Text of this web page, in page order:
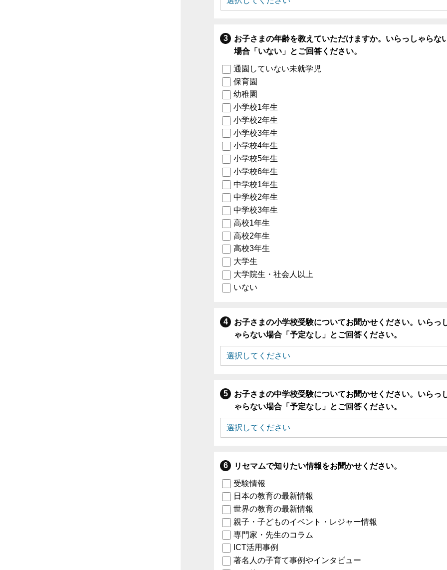
お子さまの年齢を教えていただけますか。いらっしゃらな
場合「いない」とご回答ください。
通園していない未就学児
保育園
幼稚園
小学校1年生
小学校2年生
小学校3年生
小学校4年生
小学校5年生
小学校6年生
中学校1年生
中学校2年生
中学校3年生
高校1年生
高校2年生
高校3年生
大学生
大学院生・社会人以上
いない
お子さまの小学校受験についてお聞かせください。いらっ
ゃらない場合「予定なし」とご回答ください。
お子さまの中学校受験についてお聞かせください。いらっ
ゃらない場合「予定なし」とご回答ください。
リセマムで知りたい情報をお聞かせください。
受験情報
日本の教育の最新情報
世界の教育の最新情報
親子・子どものイベント・レジャー情報
専門家・先生のコラム
ICT活用事例
著名人の子育て事例やインタビュー